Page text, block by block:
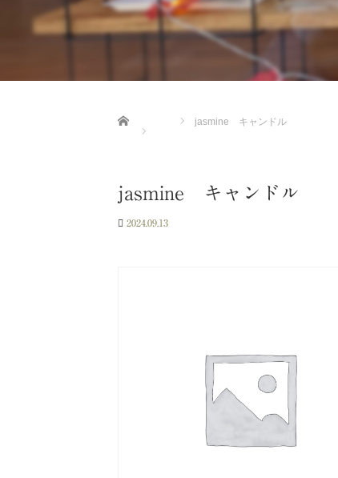
Home jasmine キャンドル
jasmine キャンドル
2024.09.13